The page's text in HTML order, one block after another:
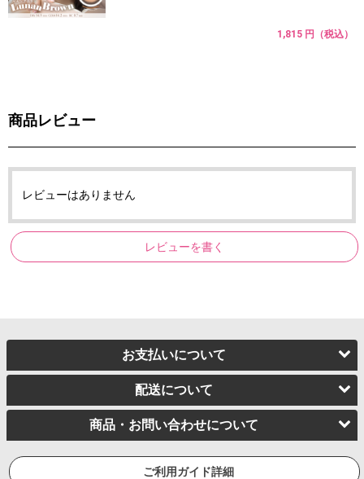
1,815 円（税込）
商品レビュー
レビューはありません
レビューを書く
お支払いについて
配送について
商品・お問い合わせについて
ご利用ガイド詳細